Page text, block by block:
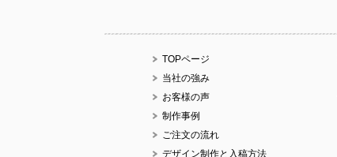
TOPページ
当社の強み
お客様の声
制作事例
ご注文の流れ
デザイン制作と入稿方法